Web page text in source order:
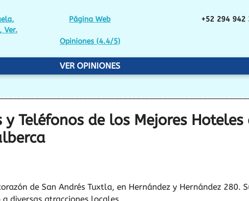
Ver.
Página Web
Opiniones (4.4/5)
+52 294 942
VER OPINIONES
Teléfonos de los Mejores Hoteles
de San Andrés Tuxtla, en Hernández y Hernández 280.
diversas atracciones locales.